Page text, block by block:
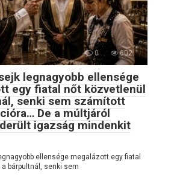
0 602
legnagyobb ellensége
egy fiatal nőt közvetlenül
senki sem számított
De a múltjáról
igazság mindenkit
ellensége megalázott egy fiatal
bárpultnál, senki sem